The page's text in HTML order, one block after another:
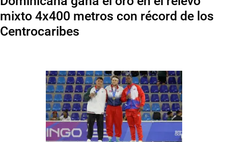
mixto 4x400 metros con récord de los
Centrocaribes